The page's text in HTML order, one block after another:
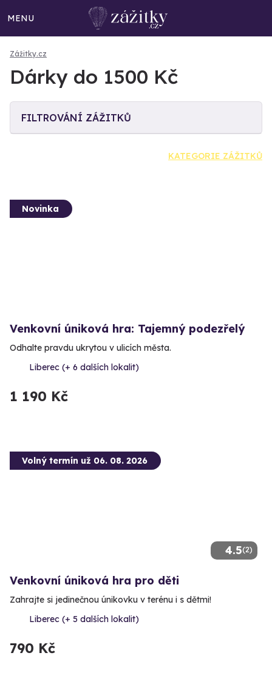
MENU
Zážitky.cz
Dárky do 1500 Kč
FILTROVÁNÍ ZÁŽITKŮ
KATEGORIE ZÁŽITKŮ
Novinka
Venkovní úniková hra: Tajemný podezřelý
Odhalte pravdu ukrytou v ulicích města.
Liberec (+ 6 dalších lokalit)
1 190 Kč
4.5(2)
Volný termín už 06. 08. 2026
Venkovní úniková hra pro děti
Zahrajte si jedinečnou únikovku v terénu i s dětmi!
Liberec (+ 5 dalších lokalit)
790 Kč